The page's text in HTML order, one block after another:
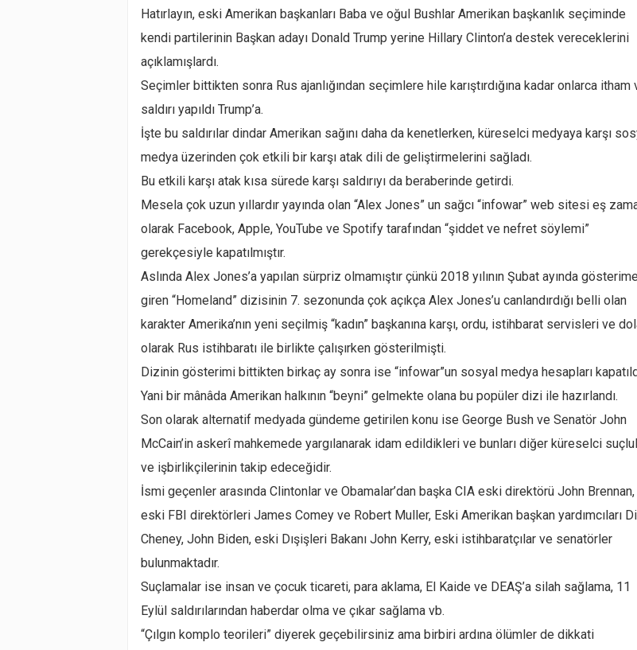
Hatırlayın, eski Amerikan başkanları Baba ve oğul Bushlar Amerikan başkanlık seçiminde
kendi partilerinin Başkan adayı Donald Trump yerine Hillary Clinton’a destek vereceklerini
açıklamışlardı.
Seçimler bittikten sonra Rus ajanlığından seçimlere hile karıştırdığına kadar onlarca itham
saldırı yapıldı Trump’a.
İşte bu saldırılar dindar Amerikan sağını daha da kenetlerken, küreselci medyaya karşı
medya üzerinden çok etkili bir karşı atak dili de geliştirmelerini sağladı.
Bu etkili karşı atak kısa sürede karşı saldırıyı da beraberinde getirdi.
Mesela çok uzun yıllardır yayında olan “Alex Jones” un sağcı “infowar” web sitesi eş
olarak Facebook, Apple, YouTube ve Spotify tarafından “şiddet ve nefret söylemi”
gerekçesiyle kapatılmıştır.
Aslında Alex Jones’a yapılan sürpriz olmamıştır çünkü 2018 yılının Şubat ayında gösterime
giren “Homeland” dizisinin 7. sezonunda çok açıkça Alex Jones’u canlandırdığı belli olan
karakter Amerika’nın yeni seçilmiş “kadın” başkanına karşı, ordu, istihbarat servisleri ve
olarak Rus istihbaratı ile birlikte çalışırken gösterilmişti.
Dizinin gösterimi bittikten birkaç ay sonra ise “infowar”un sosyal medya hesapları
Yani bir mânâda Amerikan halkının “beyni” gelmekte olana bu popüler dizi ile hazırlandı.
Son olarak alternatif medyada gündeme getirilen konu ise George Bush ve Senatör John
McCain’in askerî mahkemede yargılanarak idam edildikleri ve bunları diğer küreselci
ve işbirlikçilerinin takip edeceğidir.
İsmi geçenler arasında Clintonlar ve Obamalar’dan başka CIA eski direktörü John Brennan,
eski FBI direktörleri James Comey ve Robert Muller, Eski Amerikan başkan yardımcıları
Cheney, John Biden, eski Dışişleri Bakanı John Kerry, eski istihbaratçılar ve senatörler
bulunmaktadır.
Suçlamalar ise insan ve çocuk ticareti, para aklama, El Kaide ve DEAŞ’a silah sağlama, 11
Eylül saldırılarından haberdar olma ve çıkar sağlama vb.
“Çılgın komplo teorileri” diyerek geçebilirsiniz ama birbiri ardına ölümler de dikkati